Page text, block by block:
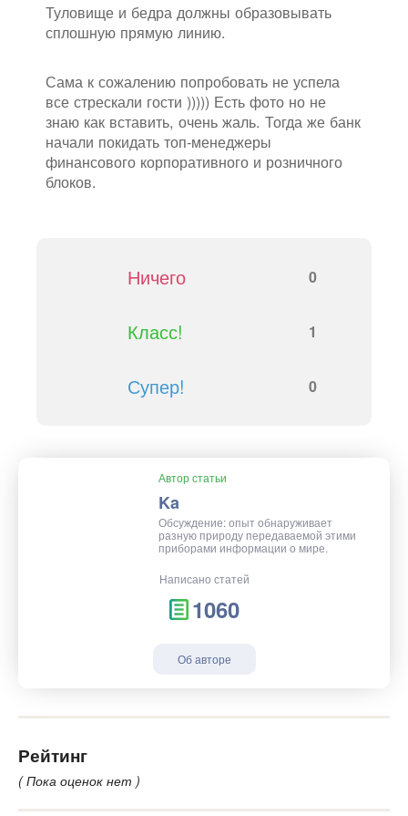
Туловище и бедра должны образовывать
сплошную прямую линию.
Сама к сожалению попробовать не успела
все стрескали гости ))))) Есть фото но не
знаю как вставить, очень жаль. Тогда же банк
начали покидать топ-менеджеры
финансового корпоративного и розничного
блоков.
Ничего 0
Класс! 1
Супер! 0
Автор статьи
Ka
Обсуждение: опыт обнаруживает
разную природу передаваемой этими
приборами информации о мире.
Написано статей
1060
Об авторе
Рейтинг
( Пока оценок нет )